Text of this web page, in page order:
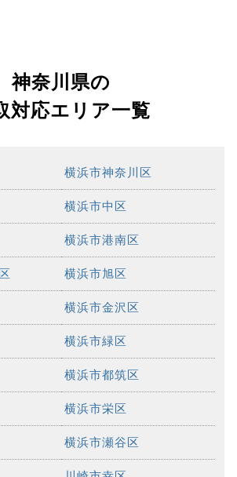
神奈川県の
対応エリア一覧
横浜市神奈川区
横浜市中区
横浜市港南区
横浜市旭区
横浜市金沢区
横浜市緑区
横浜市都筑区
横浜市栄区
横浜市瀬谷区